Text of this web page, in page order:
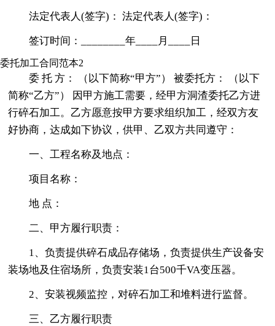
法定代表人(签字)： 法定代表人(签字)：
签订时间：________年____月____日
委托加工合同范本2
委 托 方： （以下简称“甲方”） 被委托方： （以下
简称“乙方”） 因甲方施工需要，经甲方洞渣委托乙方进
行碎石加工。乙方愿意按甲方要求组织加工，经双方友
好协商，达成如下协议，供甲、乙双方共同遵守：
一、工程名称及地点：
项目名称：
地 点：
二、甲方履行职责：
1、负责提供碎石成品存储场，负责提供生产设备安
装场地及住宿场所，负责安装1台500千VA变压器。
2、安装视频监控，对碎石加工和堆料进行监督。
三、乙方履行职责